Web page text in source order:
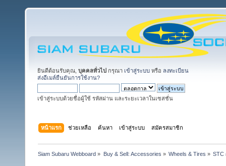
ยินดีต้อนรับคุณ, บุคคลทั่วไป กรุณา เข้าสู่ระบบ หรือ ลงทะเบียน
ส่งอีเมล์ยืนยันการใช้งาน?
เข้าสู่ระบบด้วยชื่อผู้ใช้ รหัสผ่าน และระยะเวลาในเซสชั่น
หน้าแรก ช่วยเหลือ ค้นหา เข้าสู่ระบบ สมัครสมาชิก
Siam Subaru Webboard » Buy & Sell: Accessories » Wheels & Tires » STC